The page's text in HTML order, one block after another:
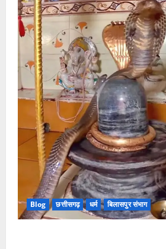
Blog छत्तीसगढ़ धर्म बिलासपुर संभाग